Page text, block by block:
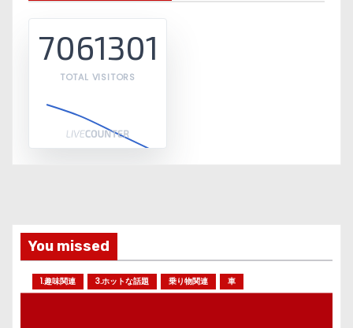
7061301
TOTAL VISITORS
You missed
1.趣味関連 3.ホットな話題 乗り物関連 車